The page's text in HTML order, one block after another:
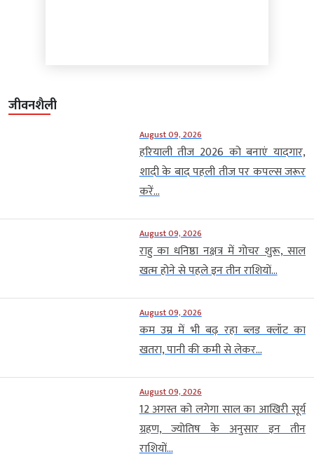
जीवनशैली
August 09, 2026
हरियाली तीज 2026 को बनाएं यादगार,
शादी के बाद पहली तीज पर कपल्स जरूर
करें...
August 09, 2026
राहु का धनिष्ठा नक्षत्र में गोचर शुरू, साल
खत्म होने से पहले इन तीन राशियों...
August 09, 2026
कम उम्र में भी बढ़ रहा ब्लड क्लॉट का
खतरा, पानी की कमी से लेकर...
August 09, 2026
12 अगस्त को लगेगा साल का आखिरी सूर्य
ग्रहण, ज्योतिष के अनुसार इन तीन
राशियों...